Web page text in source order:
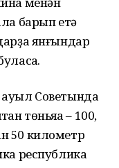
барып етә
янғындар
Советында
төньяҡҡа – 100,
50 километр
республика